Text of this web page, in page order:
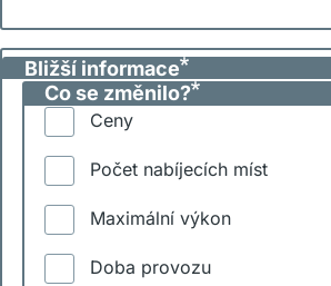
Bližší informace
Co se změnilo?
Ceny
Počet nabíjecích míst
Maximální výkon
Doba provozu